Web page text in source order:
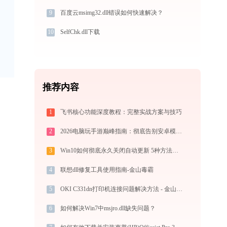
9 百度云msimg32.dll错误如何快速解决？
10 SelfChk.dll下载
推荐内容
1 飞书核心功能深度教程：完整实战方案与技巧
2 2026电脑玩手游巅峰指南：彻底告别安卓模拟器卡顿与捆绑，体验官方原生多端互通
3 Win10如何彻底永久关闭自动更新 5种方法教你永久关闭win10自动更新
4 联想dll修复工具使用指南-金山毒霸
5 OKI C331dn打印机连接问题解决方法 - 金山毒霸
6 如何解决Win7中msjro.dll缺失问题？